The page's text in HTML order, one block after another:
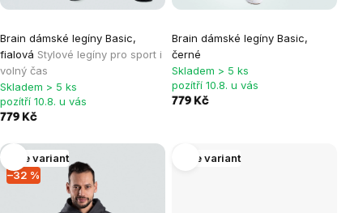
Brain dámské legíny Basic,
fialová Stylové legíny pro sport i
volný čas
Skladem > 5 ks
pozítří 10.8. u vás
779 Kč
Brain dámské legíny Basic,
černé
hodnocení
produktu
je
5,0
hvězdiček.
Skladem > 5 ks
pozítří 10.8. u vás
779 Kč
–32 %
Více variant Více variant